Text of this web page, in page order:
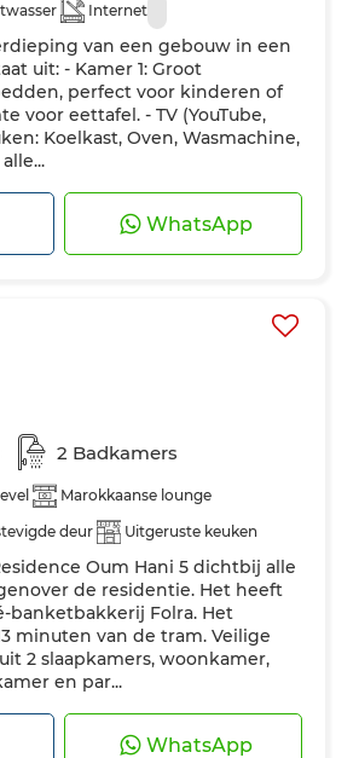
Internet
van een gebouw in een
uit: - Kamer 1: Groot
perfect voor kinderen of
voor eettafel. - TV (YouTube,
Koelkast, Oven, Wasmachine,
WhatsApp
2 Badkamers
Marokkaanse lounge
deur
Uitgeruste keuken
Oum Hani 5 dichtbij alle
de residentie. Het heeft
banketbakkerij Folra. Het
minuten van de tram. Veilige
2 slaapkamers, woonkamer,
en par...
WhatsApp